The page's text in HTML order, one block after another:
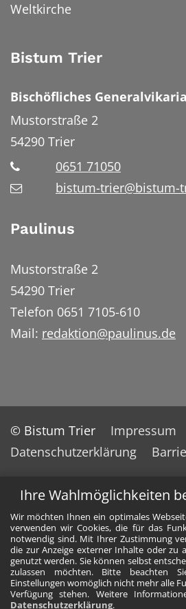
Ihre Wahlmöglichkeiten
Wir möchten Ihnen ein optimales
verwenden wir Cookies, die für das
notwendig sind. Mit Ihrer Zustimmung
die zur Anzeige externer Inhalte oder zu
genutzt werden. Sie können selbst
zulassen möchten. Bitte beachten
Einstellungen womöglich nicht mehr alle
Verfügung stehen. Weitere
Datenschutzerklärung.
Weltkirche
Bistum Trier
Bischöfliches
Mustorstraße 2
54290 Trier
0651 71050
bistum-trier@bistum-
Paulinus
Mustorstraße 2
54290 Trier
Telefon 0651 7105-610
Mail: redaktion@paulinus.de
© Bistum Trier
Impressum
Datenschutzerklärung